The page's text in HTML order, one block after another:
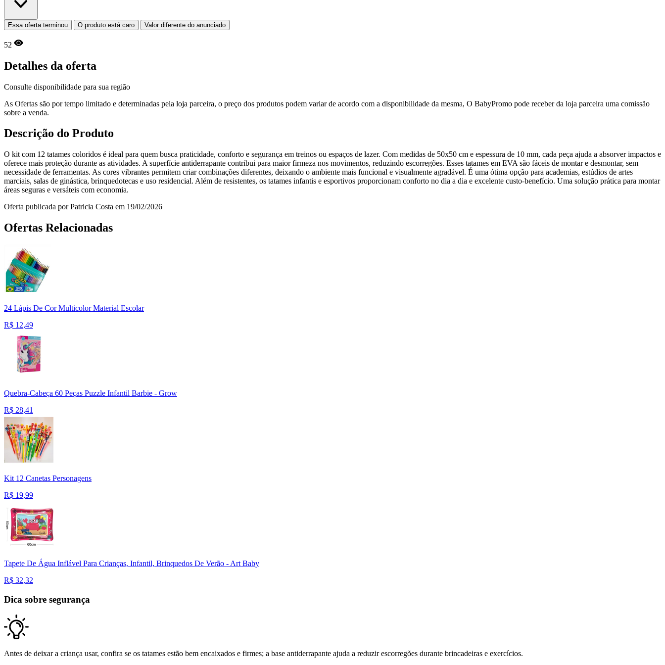
Essa oferta terminou O produto está caro Valor diferente do anunciado
52
Detalhes da oferta
Consulte disponibilidade para sua região
As Ofertas são por tempo limitado e determinadas pela loja parceira, o preço dos produtos podem variar de acordo com a disponibilidade da mesma, O BabyPromo pode receber da loja parceira uma comissão
sobre a venda.
Descrição do Produto
O kit com 12 tatames coloridos é ideal para quem busca praticidade, conforto e segurança em treinos ou espaços de lazer. Com medidas de 50x50 cm e espessura de 10 mm, cada peça ajuda a absorver impactos e
oferece mais proteção durante as atividades. A superfície antiderrapante contribui para maior firmeza nos movimentos, reduzindo escorregões. Esses tatames em EVA são fáceis de montar e desmontar, sem
necessidade de ferramentas. As cores vibrantes permitem criar combinações diferentes, deixando o ambiente mais funcional e visualmente agradável. É uma ótima opção para academias, estúdios de artes
marciais, salas de ginástica, brinquedotecas e uso residencial. Além de resistentes, os tatames infantis e esportivos proporcionam conforto no dia a dia e excelente custo-benefício. Uma solução prática para montar
áreas seguras e versáteis com economia.
Oferta publicada por Patricia Costa em 19/02/2026
Ofertas Relacionadas
24 Lápis De Cor Multicolor Material Escolar
R$ 12,49
Quebra-Cabeça 60 Peças Puzzle Infantil Barbie - Grow
R$ 28,41
Kit 12 Canetas Personagens
R$ 19,99
Tapete De Água Inflável Para Crianças, Infantil, Brinquedos De Verão - Art Baby
R$ 32,32
Dica sobre segurança
Antes de deixar a criança usar, confira se os tatames estão bem encaixados e firmes; a base antiderrapante ajuda a reduzir escorregões durante brincadeiras e exercícios.